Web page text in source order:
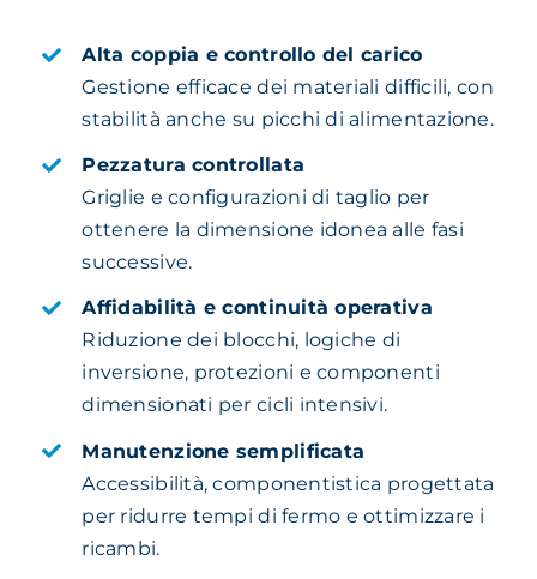
Alta coppia e controllo del carico
Gestione efficace dei materiali difficili, con
stabilità anche su picchi di alimentazione.
Pezzatura controllata
Griglie e configurazioni di taglio per
ottenere la dimensione idonea alle fasi
successive.
Affidabilità e continuità operativa
Riduzione dei blocchi, logiche di
inversione, protezioni e componenti
dimensionati per cicli intensivi.
Manutenzione semplificata
Accessibilità, componentistica progettata
per ridurre tempi di fermo e ottimizzare i
ricambi.